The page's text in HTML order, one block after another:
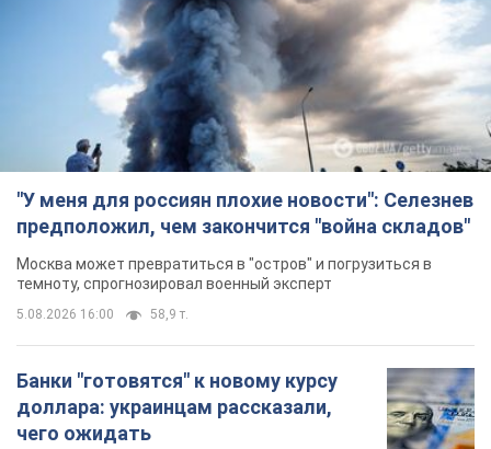
58,9 т.
Банки "готовятся" к новому курсу
доллара: украинцам рассказали,
чего ожидать
Каким будет курс валюты в обменниках
9 годин тому 113,3 т.
"Джипинг разрушает экосистемы,
которые формировались сотни
лет": в Greenpeace забили тревогу
В высокогорье расположены альпийские и
комплексы, которые формировались на протяжении сотен
лет
9 годин тому 1,0 т.